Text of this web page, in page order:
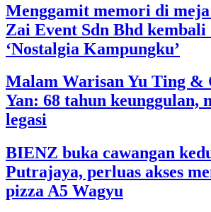
Menggamit memori di
Zai Event Sdn Bhd kembali
‘Nostalgia Kampungku’
Malam Warisan Yu Ting
Yan: 68 tahun keunggulan,
legasi
BIENZ buka cawangan
Putrajaya, perluas akses
pizza A5 Wagyu